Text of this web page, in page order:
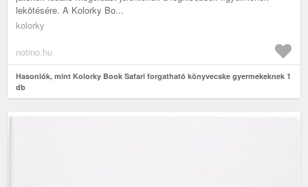
lekötésére. A Kolorky Bo...
kolorky
notino.hu
Hasonlók, mint Kolorky Book Safari forgatható könyvecske gyermekeknek 1
db